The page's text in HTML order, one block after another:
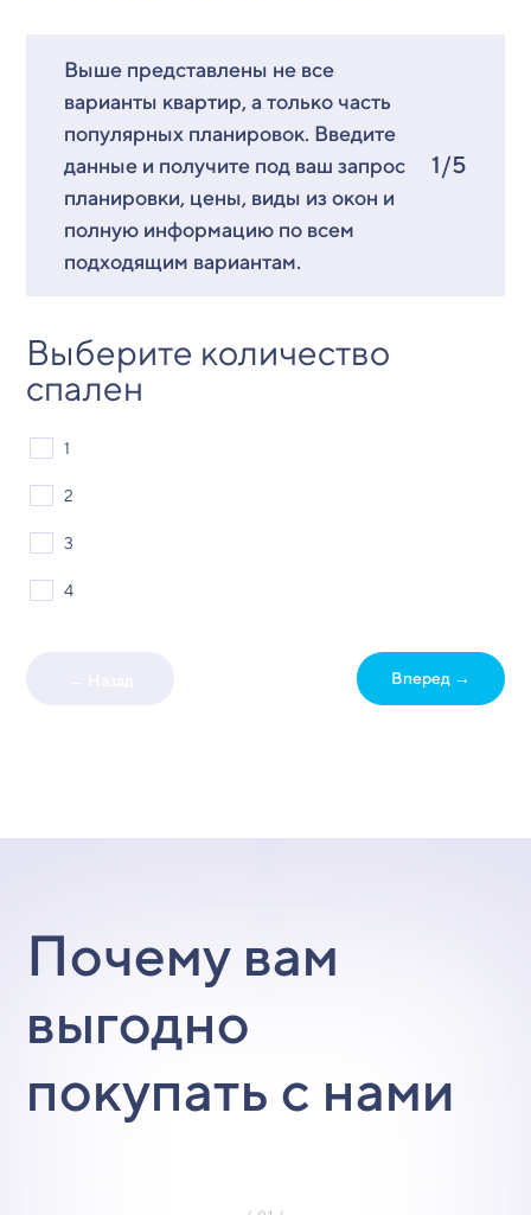
Выше представлены не все
варианты квартир, а только часть
популярных планировок. Введите
данные и получите под ваш запрос
планировки, цены, виды из окон и
полную информацию по всем
подходящим вариантам.
1/5
Выберите количество
спален
1
2
3
4
Вперед →
Почему вам
выгодно
покупать с нами